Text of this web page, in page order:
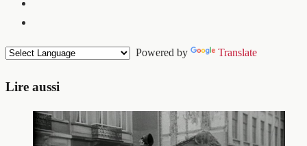
Powered by Translate
Lire aussi